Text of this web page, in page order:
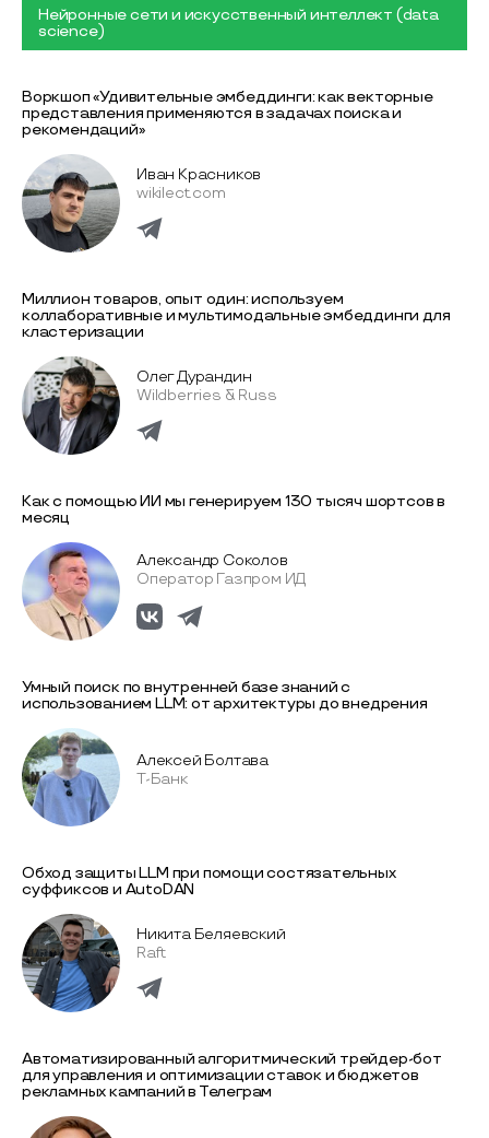
Нейронные сети и искусственный интеллект (data
science)
Воркшоп «Удивительные эмбеддинги: как векторные
представления применяются в задачах поиска и
рекомендаций»
Иван Красников
wikilect.com
Миллион товаров, опыт один: используем
коллаборативные и мультимодальные эмбеддинги для
кластеризации
Олег Дурандин
Wildberries & Russ
Как с помощью ИИ мы генерируем 130 тысяч шортсов в
месяц
Александр Соколов
Оператор Газпром ИД
Умный поиск по внутренней базе знаний с
использованием LLM: от архитектуры до внедрения
Алексей Болтава
Т-Банк
Обход защиты LLM при помощи состязательных
суффиксов и AutoDAN
Никита Беляевский
Raft
Автоматизированный алгоритмический трейдер-бот
для управления и оптимизации ставок и бюджетов
рекламных кампаний в Телеграм